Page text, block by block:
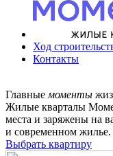
Ход
Контакты
Главные моменты
Жилые кварталы
места и заряжены на
и современном жилье.
Выбрать квартиру